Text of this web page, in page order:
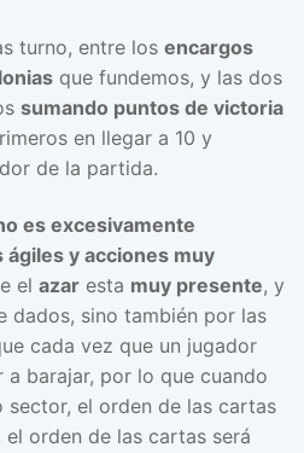
turno, entre los encargos
que fundemos, y las dos
sumando puntos de victoria
en llegar a 10 y
de la partida.
es excesivamente
ágiles y acciones muy
el azar esta muy presente, y
dados, sino también por las
cada vez que un jugador
barajar, por lo que cuando
sector, el orden de las cartas
orden de las cartas será